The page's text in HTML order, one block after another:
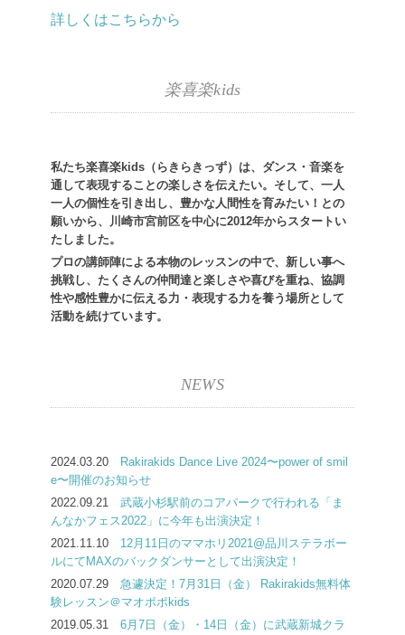
詳しくはこちらから
楽喜楽kids
私たち楽喜楽kids（らきらきっず）は、ダンス・音楽を
通して表現することの楽しさを伝えたい。そして、一人
一人の個性を引き出し、豊かな人間性を育みたい！との
願いから、川崎市宮前区を中心に2012年からスタートい
たしました。
プロの講師陣による本物のレッスンの中で、新しい事へ
挑戦し、たくさんの仲間達と楽しさや喜びを重ね、協調
性や感性豊かに伝える力・表現する力を養う場所として
活動を続けています。
NEWS
2024.03.20
Rakirakids Dance Live 2024〜power of smil
e〜開催のお知らせ
2022.09.21 武蔵小杉駅前のコアパークで行われる「ま
んなかフェス2022」に今年も出演決定！
2021.11.10 12月11日のママホリ2021@品川ステラボー
ルにてMAXのバックダンサーとして出演決定！
2020.07.29 急遽決定！7月31日（金） Rakirakids無料体
験レッスン＠マオポポkids
2019.05.31 6月7日（金）・14日（金）に武蔵新城クラ